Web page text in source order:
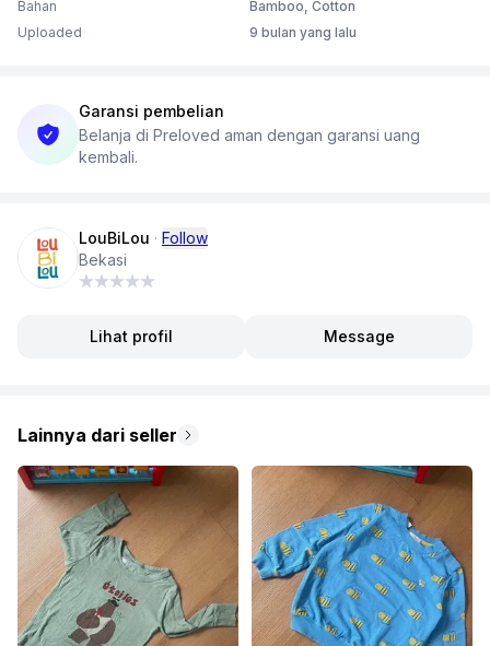
Lainnya dari seller
Bahan
Bamboo, Cotton
Uploaded
9 bulan yang lalu
Garansi pembelian
Belanja di Preloved aman dengan garansi uang
kembali.
LouBiLou · Follow
Bekasi
Lihat profil Message